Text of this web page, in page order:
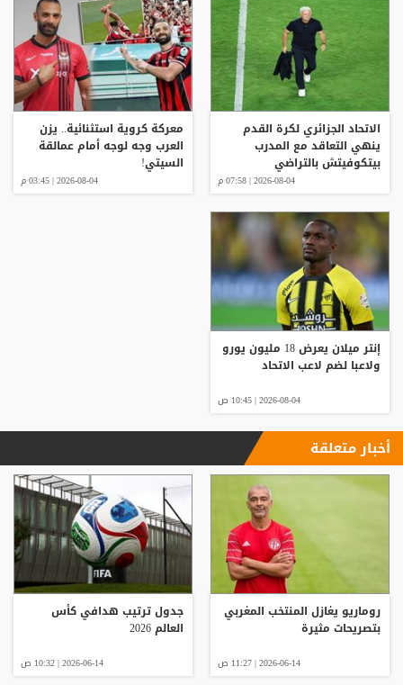
الاتحاد الجزائري لكرة القدم
ينهي التعاقد مع المدرب
بيتكوفيتش بالتراضي
2026-08-04 | 07:58 م
معركة كروية استثنائية.. يزن
العرب وجه لوجه أمام عمالقة
السيتي!
2026-08-04 | 03:45 م
إنتر ميلان يعرض 18 مليون يورو
ولاعبا لضم لاعب الاتحاد
2026-08-04 | 10:45 ص
أخبار متعلقة
روماريو يغازل المنتخب المغربي
بتصريحات مثيرة
2026-06-14 | 11:27 ص
جدول ترتيب هدافي كأس
العالم 2026
2026-06-14 | 10:32 ص